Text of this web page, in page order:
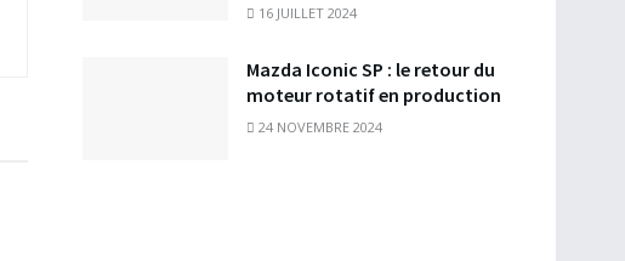
16 JUILLET 2024
Mazda Iconic SP : le retour du
moteur rotatif en production
24 NOVEMBRE 2024